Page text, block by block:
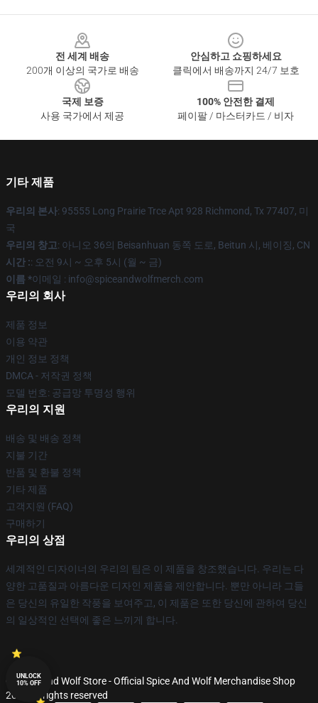
전 세계 배송
200개 이상의 국가로 배송
안심하고 쇼핑하세요
클릭에서 배송까지 24/7 보호
국제 보증
사용 국가에서 제공
100% 안전한 결제
페이팔 / 마스터카드 / 비자
기타 제품
우리의 본사: 95555 Long Prairie Trce Apt 928 Richmond, Tx 77407, 미
국
우리의 창고: 아니오 36의 Beisanhuan 동쪽 도로, Beitun 시, 베이징, CN
시간 :: 오전 9시 ~ 오후 5시 (월 ~ 금)
이름 *이메일 : info@spiceandwolfmerch.com
우리의 회사
제품 정보
이용 약관
개인 정보 정책
DMCA - 저작권 정책
모델 번호: 공급망 투명성 행위
우리의 지원
배송 및 배송 정책
지불 기간
반품 및 환불 정책
기타 제품
고객지원 (FAQ)
구매하기
우리의 상점
세계적인 디자이너의 우리의 팀은 이 제품을 창조했습니다. 우리는 다
양한 고품질과 아름다운 디자인 제품을 제안합니다. 뿐만 아니라 그들
은 당신의 유일한 작풍을 보여주고, 이 제품은 또한 당신에 관하여 당신
의 일상적인 선택에 좋은 느끼게 합니다.
© Spice And Wolf Store - Official Spice And Wolf Merchandise Shop
2026 all rights reserved
UNLOCK
10% OFF